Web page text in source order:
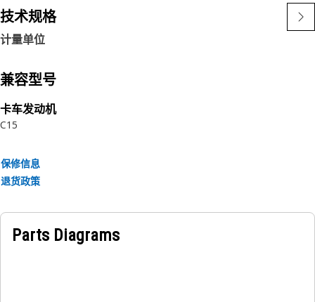
技术规格
计量单位
兼容型号
卡车发动机
C15
保修信息
退货政策
Parts Diagrams